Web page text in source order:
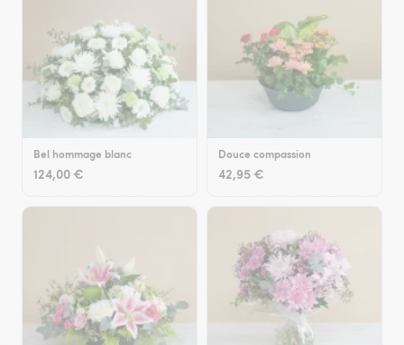
Bel hommage blanc
124,00 €
Douce compassion
42,95 €